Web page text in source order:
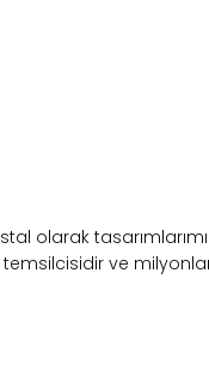
olarak
ve